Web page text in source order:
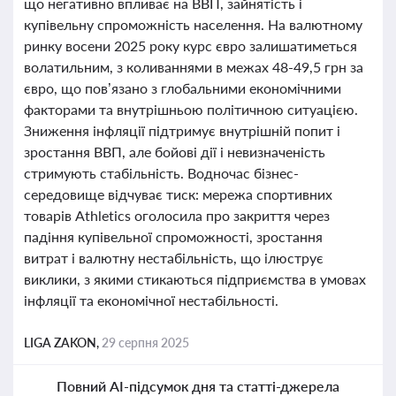
купівельну спроможність населення. На валютному
ринку восени 2025 року курс євро залишатиметься
волатильним, з коливаннями в межах 48-49,5 грн за
євро, що пов’язано з глобальними економічними
факторами та внутрішньою політичною ситуацією.
Зниження інфляції підтримує внутрішній попит і
зростання ВВП, але бойові дії і невизначеність
стримують стабільність. Водночас бізнес-
середовище відчуває тиск: мережа спортивних
товарів Athletics оголосила про закриття через
падіння купівельної спроможності, зростання
витрат і валютну нестабільність, що ілюструє
виклики, з якими стикаються підприємства в умовах
інфляції та економічної нестабільності.
LIGA ZAKON, 29 серпня 2025
Повний AI-підсумок дня та статті-джерела